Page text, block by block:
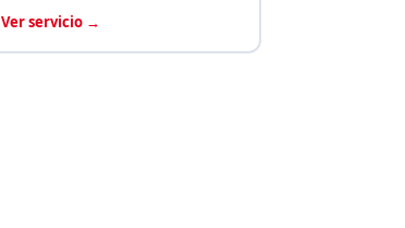
Ver servicio →